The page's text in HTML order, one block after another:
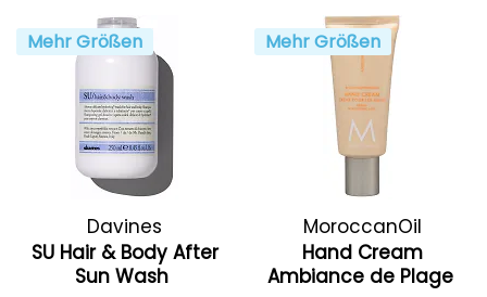
Mehr Größen
Davines
SU Hair & Body After
Sun Wash
Mehr Größen
MoroccanOil
Hand Cream
Ambiance de Plage